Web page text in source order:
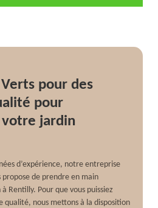
Verts pour des
pour
votre jardin
d’expérience, notre entreprise
propose de prendre en main
Rentilly. Pour que vous puissiez
qualité, nous mettons à la disposition